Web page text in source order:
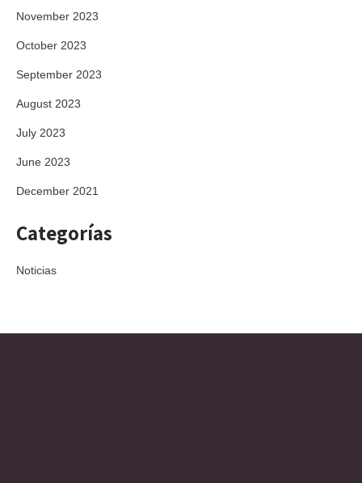
November 2023
October 2023
September 2023
August 2023
July 2023
June 2023
December 2021
Categorías
Noticias